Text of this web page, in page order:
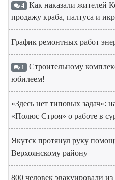
4 Как наказали жителей
продажу краба, палтуса и
График ремонтных работ
1 Строительному
юбилеем!
«Здесь нет типовых задач»:
«Полюс Строя» о работе в
Якутск протянул руку
Верхоянскому району
800 человек эвакуировали